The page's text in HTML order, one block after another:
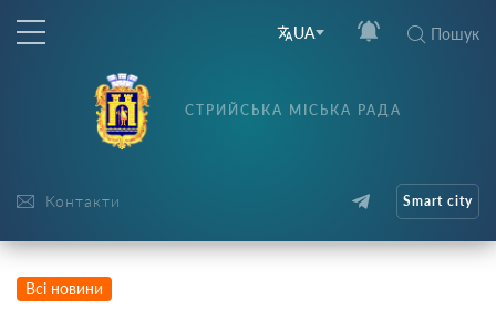
UA Пошук
Контакти
СТРИЙСЬКА МІСЬКА РАДА
Smart city
Всі новини